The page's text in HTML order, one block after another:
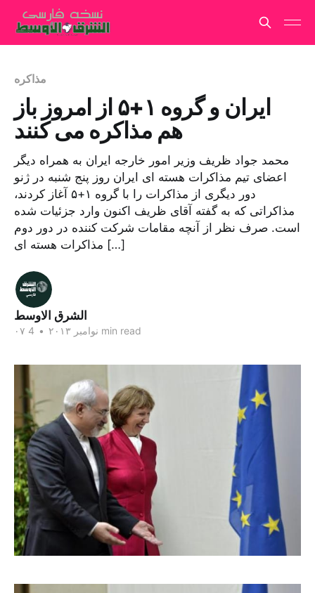
مذاکره
ایران و گروه ۱+۵ از امروز باز
هم مذاکره می کنند
محمد جواد ظریف وزیر امور خارجه ایران به همراه دیگر
اعضای تیم مذاکرات هسته ای ایران روز پنج شنبه در ژنو
دور دیگری از مذاکرات را با گروه ۱+۵ آغاز کردند،
مذاکراتی که به گفته آقای ظریف اکنون وارد جزئیات شده
است. صرف نظر از آنچه مقامات شرکت کننده در دور دوم
مذاکرات هسته ای […]
الشرق الاوسط
۰۷ نوامبر ۲۰۱۳ • 4 min read